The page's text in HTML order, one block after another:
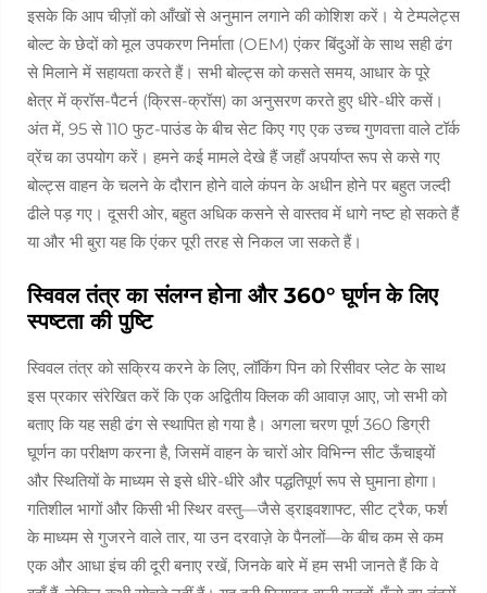
इसके कि आप चीज़ों को आँखों से अनुमान लगाने की कोशिश करें। ये टेम्पलेट्स
बोल्ट के छेदों को मूल उपकरण निर्माता (OEM) एंकर बिंदुओं के साथ सही ढंग
से मिलाने में सहायता करते हैं। सभी बोल्ट्स को कसते समय, आधार के पूरे
क्षेत्र में क्रॉस-पैटर्न (क्रिस-क्रॉस) का अनुसरण करते हुए धीरे-धीरे कसें।
अंत में, 95 से 110 फुट-पाउंड के बीच सेट किए गए एक उच्च गुणवत्ता वाले टॉर्क
व्रेंच का उपयोग करें। हमने कई मामले देखे हैं जहाँ अपर्याप्त रूप से कसे गए
बोल्ट्स वाहन के चलने के दौरान होने वाले कंपन के अधीन होने पर बहुत जल्दी
ढीले पड़ गए। दूसरी ओर, बहुत अधिक कसने से वास्तव में धागे नष्ट हो सकते हैं
या और भी बुरा यह कि एंकर पूरी तरह से निकल जा सकते हैं।
स्विवल तंत्र का संलग्न होना और 360° घूर्णन के लिए
स्पष्टता की पुष्टि
स्विवल तंत्र को सक्रिय करने के लिए, लॉकिंग पिन को रिसीवर प्लेट के साथ
इस प्रकार संरेखित करें कि एक अद्वितीय क्लिक की आवाज़ आए, जो सभी को
बताए कि यह सही ढंग से स्थापित हो गया है। अगला चरण पूर्ण 360 डिग्री
घूर्णन का परीक्षण करना है, जिसमें वाहन के चारों ओर विभिन्न सीट ऊँचाइयों
और स्थितियों के माध्यम से इसे धीरे-धीरे और पद्धतिपूर्ण रूप से घुमाना होगा।
गतिशील भागों और किसी भी स्थिर वस्तु—जैसे ड्राइवशाफ्ट, सीट ट्रैक, फर्श
के माध्यम से गुजरने वाले तार, या उन दरवाज़े के पैनलों—के बीच कम से कम
एक और आधा इंच की दूरी बनाए रखें, जिनके बारे में हम सभी जानते हैं कि वे